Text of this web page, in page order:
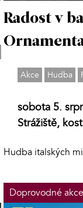
Radost v
Akce Hudba
sobota 5.
Strážiště,
Hudba italských
Doprovodné akce